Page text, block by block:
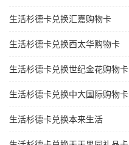
生活杉德卡兑换汇嘉购物卡
生活杉德卡兑换西太华购物卡
生活杉德卡兑换世纪金花购物卡
生活杉德卡兑换中大国际购物卡
生活杉德卡兑换本来生活